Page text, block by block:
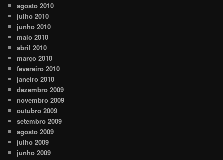
agosto 2010
julho 2010
junho 2010
maio 2010
abril 2010
março 2010
fevereiro 2010
janeiro 2010
dezembro 2009
novembro 2009
outubro 2009
setembro 2009
agosto 2009
julho 2009
junho 2009